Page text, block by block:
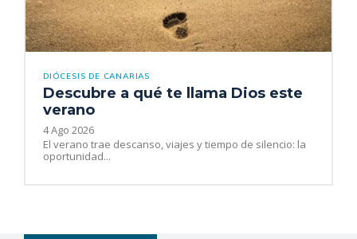
DIÓCESIS DE CANARIAS
Descubre a qué te llama Dios este
verano
4 Ago 2026
El verano trae descanso, viajes y tiempo de silencio: la
oportunidad...